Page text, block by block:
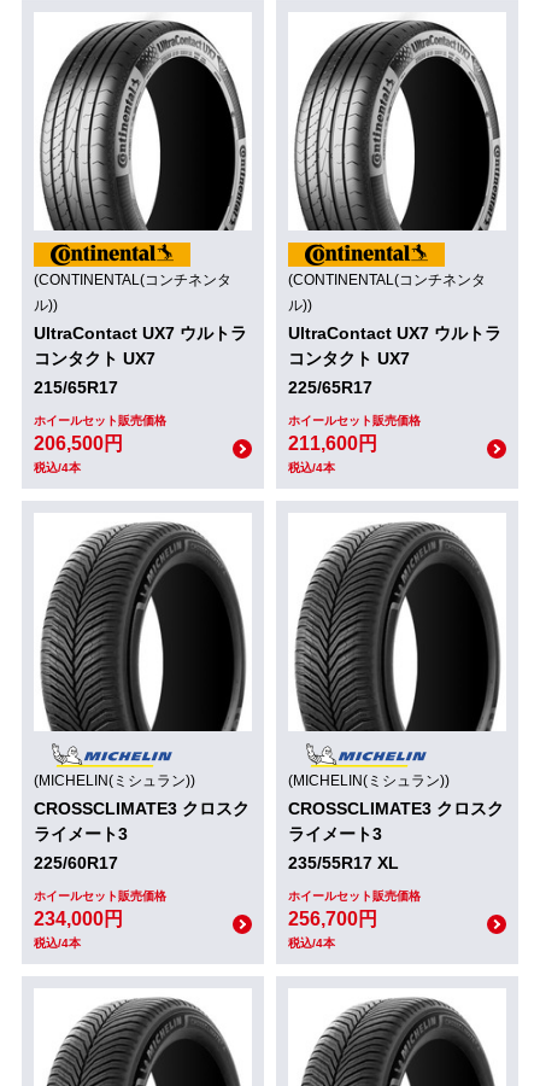
(CONTINENTAL(コンチネンタ
ル))
UltraContact UX7 ウルトラ
コンタクト UX7
215/65R17
ホイールセット販売価格
206,500円
税込/4本
(CONTINENTAL(コンチネンタ
ル))
UltraContact UX7 ウルトラ
コンタクト UX7
225/65R17
ホイールセット販売価格
211,600円
税込/4本
(MICHELIN(ミシュラン))
CROSSCLIMATE3 クロスク
ライメート3
225/60R17
ホイールセット販売価格
234,000円
税込/4本
(MICHELIN(ミシュラン))
CROSSCLIMATE3 クロスク
ライメート3
235/55R17 XL
ホイールセット販売価格
256,700円
税込/4本